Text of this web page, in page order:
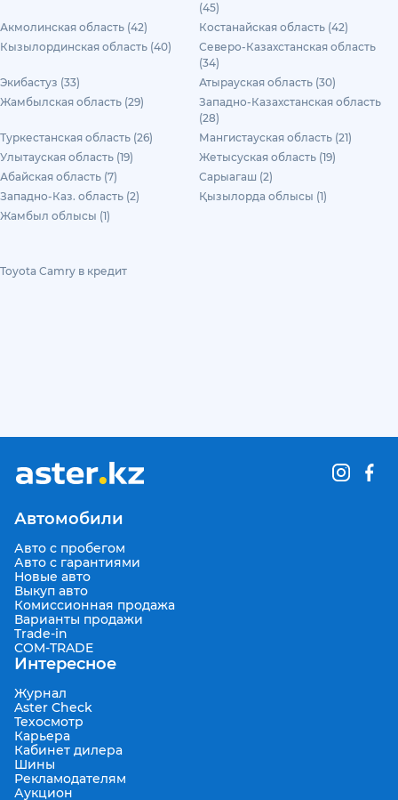
(45)
Акмолинская область (42)
Костанайская область (42)
Кызылординская область (40)
Северо-Казахстанская область
(34)
Экибастуз (33)
Атырауская область (30)
Жамбылская область (29)
Западно-Казахстанская область
(28)
Туркестанская область (26)
Мангистауская область (21)
Улытауская область (19)
Жетысуская область (19)
Абайская область (7)
Сарыагаш (2)
Западно-Каз. область (2)
Қызылорда облысы (1)
Жамбыл облысы (1)
Toyota Camry в кредит
Автомобили
Авто с пробегом
Авто с гарантиями
Новые авто
Выкуп авто
Комиссионная продажа
Варианты продажи
Trade-in
COM-TRADE
Интересное
Журнал
Aster Check
Техосмотр
Карьера
Кабинет дилера
Шины
Рекламодателям
Аукцион